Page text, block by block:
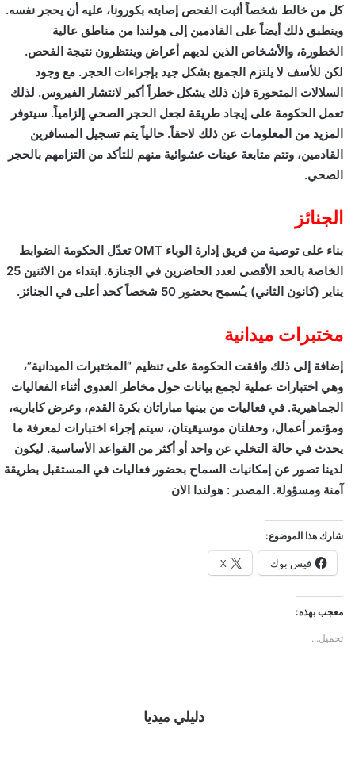
كل من خالط شخصاً أثبت الفحص إصابته بكورونا، عليه أن يحجر نفسه.
وينطبق ذلك أيضاً على القادمين إلى هولندا من مناطق عالية
الخطورة، والأشخاص الذين لديهم أعراض وينتظرون نتيجة الفحص.
لكن للأسف لا يلتزم الجميع بشكل جيد بإجراءات الحجر. مع وجود
السلالات المتحورة فإن ذلك يشكل خطراً أكبر لانتشار الفيروس. لذلك
تعمل الحكومة على إيجاد طريقة لجعل الحجر الصحي إلزامياً. سيتوفر
المزيد من المعلومات عن ذلك لاحقاً. حالياً يتم تسجيل المسافرين
القادمين، وتتم متابعة عينات عشوائية منهم للتأكد من التزامهم بالحجر
الصحي.
الجنائز
بناء على توصية من فريق إدارة الوباء OMT تعدّل الحكومة الضوابط
الخاصة بالحد الأقصى لعدد الحاضرين في الجنازة. ابتداء من الاثنين 25
يناير (كانون الثاني) يـُسمح بحضور 50 شخصاً كحد أعلى في الجنائز.
مختبرات ميدانية
إضافة إلى ذلك وافقت الحكومة على تنظيم “المختبرات الميدانية”،
وهي اختبارات عملية لجمع بيانات حول مخاطر العدوى أثناء الفعاليات
الجماهيرية. في فعاليات من بينها مباراتان بكرة القدم، وعرض كاباريه،
ومؤتمر أعمال، وحفلتان موسيقيتان، سيتم إجراء اختبارات لمعرفة ما
يحدث في حالة التخلي عن واحد أو أكثر من القواعد الأساسية. ليكون
لدينا تصور عن إمكانيات السماح بحضور فعاليات في المستقبل بطريقة
آمنة ومسؤولة. المصدر : هولندا الان
شارك هذا الموضوع:
فيس بوك X
معجب بهذه:
تحميل...
دليلي ميديا